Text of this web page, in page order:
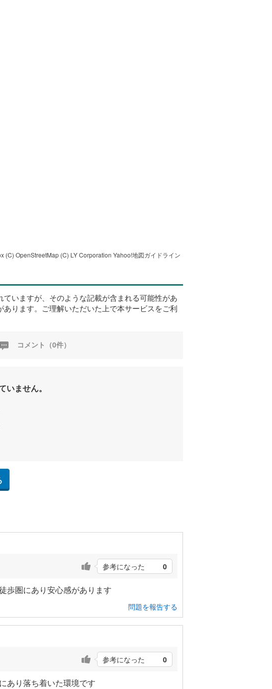
(C) OpenStreetMap (C) LY Corporation Yahoo!地図ガイドライン
いますが、そのような記載が含まれる可能性があ
ります。ご理解いただいた上で本サービスをご利
コメント（0件）
ません。
参考になった 0
歩圏にあり安心感があります
問題を報告する
参考になった 0
あり落ち着いた環境です